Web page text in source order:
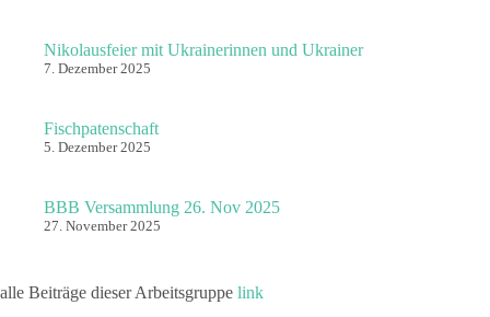
Nikolausfeier mit Ukrainerinnen und Ukrainer
7. Dezember 2025
Fischpatenschaft
5. Dezember 2025
BBB Versammlung 26. Nov 2025
27. November 2025
alle Beiträge dieser Arbeitsgruppe link